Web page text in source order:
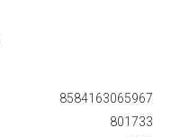
8584163065967
801733